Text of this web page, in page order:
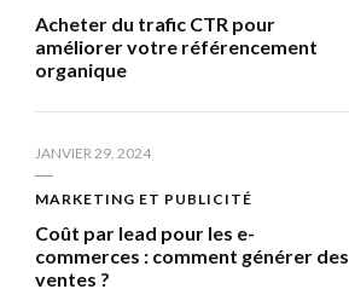
Acheter du trafic CTR pour
améliorer votre référencement
organique
JANVIER 29, 2024
MARKETING ET PUBLICITÉ
Coût par lead pour les e-
commerces : comment générer des
ventes ?